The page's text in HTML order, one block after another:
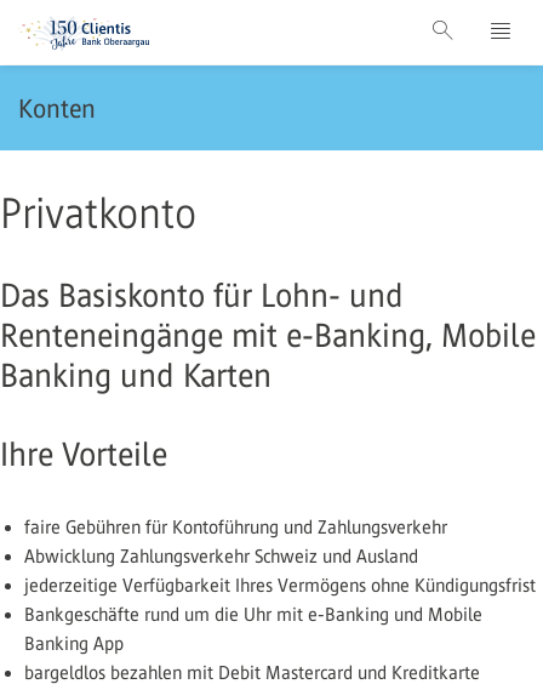
Konten
Privatkonto
Das Basiskonto für Lohn- und
Renteneingänge mit e-Banking, Mobile
Banking und Karten
Ihre Vorteile
faire Gebühren für Kontoführung und Zahlungsverkehr
Abwicklung Zahlungsverkehr Schweiz und Ausland
jederzeitige Verfügbarkeit Ihres Vermögens ohne Kündigungsfrist
Bankgeschäfte rund um die Uhr mit e-Banking und Mobile
Banking App
bargeldlos bezahlen mit Debit Mastercard und Kreditkarte